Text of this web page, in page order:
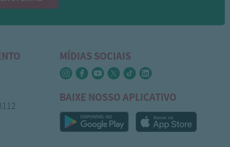
MÍDIAS SOCIAIS
BAIXE NOSSO APLICATIVO